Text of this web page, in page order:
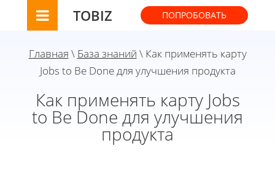
TOBIZ ПОПРОБОВАТЬ
Главная \ База знаний \ Как применять карту
Jobs to Be Done для улучшения продукта
Как применять карту Jobs
to Be Done для улучшения
продукта